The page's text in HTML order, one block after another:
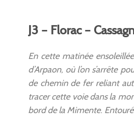
J3 – Florac –
En cette matinée
d’Arpaon, où l’on s’arrête
de chemin de fer reliant
tracer cette voie dans la
bord de la Mimente.